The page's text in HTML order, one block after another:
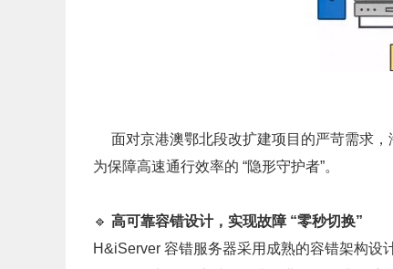
面对京港澳鄂北段改扩建项目的严苛需求，
为保障高速通行效率的 “隐形守护者”。
🔹 高可靠容错设计，实现故障 “零秒切换”
H&iServer 容错服务器采用成熟的容错架构设